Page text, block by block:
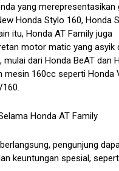
yang merepresentasikan
Honda Stylo 160, Honda
itu, Honda AT Family juga
motor matic yang asyik
mulai dari Honda BeAT dan
mesin 160cc seperti Honda
Honda AT Family
pengunjung
keuntungan spesial,